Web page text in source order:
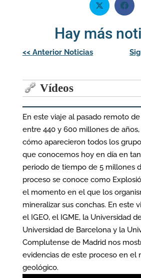
Hay más
Navegación
de
<< Anterior Noticias
Vídeos
En este viaje al pasado remoto
entre 440 y 600 millones de
cómo aparecieron todos los
que conocemos hoy en día en
periodo de tiempo de 5 millones
proceso se conoce como
el momento en el que los
mineralizar sus conchas. En este
el IGEO, el IGME, la Universidad
Universidad de Barcelona y la
Complutense de Madrid nos
evidencias de este proceso en el
geológico.